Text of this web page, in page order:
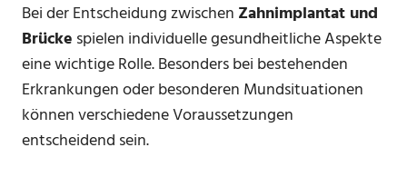
Bei der Entscheidung zwischen Zahnimplantat und
Brücke spielen individuelle gesundheitliche Aspekte
eine wichtige Rolle. Besonders bei bestehenden
Erkrankungen oder besonderen Mundsituationen
können verschiedene Voraussetzungen
entscheidend sein.